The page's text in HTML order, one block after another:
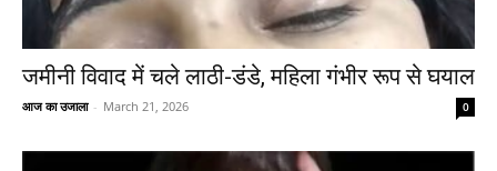
जमीनी विवाद में चले लाठी-डंडे, महिला गंभीर रूप से घयाल
आज का उजाला - March 21, 2026 0